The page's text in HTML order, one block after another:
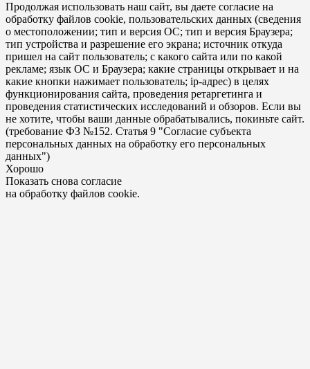
Продолжая использовать наш сайт, вы даете согласие на
обработку файлов cookie, пользовательских данных (сведения
о местоположении; тип и версия ОС; тип и версия Браузера;
тип устройства и разрешение его экрана; источник откуда
пришел на сайт пользователь; с какого сайта или по какой
рекламе; язык ОС и Браузера; какие страницы открывает и на
какие кнопки нажимает пользователь; ip-адрес) в целях
функционирования сайта, проведения ретаргетинга и
проведения статистических исследований и обзоров. Если вы
не хотите, чтобы ваши данные обрабатывались, покиньте сайт.
(требование ФЗ №152. Статья 9 "Согласие субъекта
персональных данных на обработку его персональных
данных")
Хорошо
Показать снова согласие
на обработку файлов cookie.